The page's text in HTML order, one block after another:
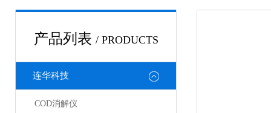
产品列表 / PRODUCTS
连华科技
COD消解仪